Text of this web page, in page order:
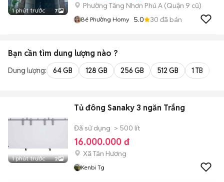
1 phút trước 7
Phường Tăng Nhơn Phú A (Quận 9 cũ)
Bé Phường Homy 5.0 30 đã bán
Bạn cần tìm dung lượng nào ?
Dung lượng: 64 GB 128 GB 256 GB 512 GB 1 TB
1 phút trước 2
Tủ đông Sanaky 3 ngăn Trắng
Đã sử dụng > 500 lít
16.000.000 đ
Xã Tân Hương
Kenbi Tg